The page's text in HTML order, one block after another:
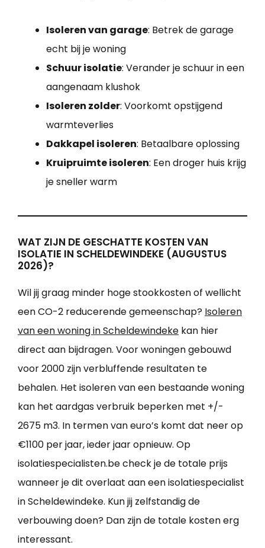
Isoleren van garage: Betrek de garage
echt bij je woning
Schuur isolatie: Verander je schuur in een
aangenaam klushok
Isoleren zolder: Voorkomt opstijgend
warmteverlies
Dakkapel isoleren: Betaalbare oplossing
Kruipruimte isoleren: Een droger huis krijg
je sneller warm
WAT ZIJN DE GESCHATTE KOSTEN VAN
ISOLATIE IN SCHELDEWINDEKE (AUGUSTUS
2026)?
Wil jij graag minder hoge stookkosten of wellicht
een CO-2 reducerende gemeenschap? Isoleren
van een woning in Scheldewindeke kan hier
direct aan bijdragen. Voor woningen gebouwd
voor 2000 zijn verbluffende resultaten te
behalen. Het isoleren van een bestaande woning
kan het aardgas verbruik beperken met +/-
2675 m3. In termen van euro’s komt dat neer op
€1100 per jaar, ieder jaar opnieuw. Op
isolatiespecialisten.be check je de totale prijs
wanneer je dit overlaat aan een isolatiespecialist
in Scheldewindeke. Kun jij zelfstandig de
verbouwing doen? Dan zijn de totale kosten erg
interessant.